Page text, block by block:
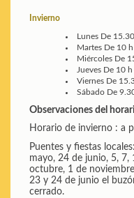
Invierno
Lunes De
Martes De 10
Miércoles De
Jueves De 10
Viernes De
Sábado De
Observaciones del
Horario de invierno : a
Puentes y fiestas
mayo, 24 de junio, 5,
octubre, 1 de
23 y 24 de junio el
cerrado.